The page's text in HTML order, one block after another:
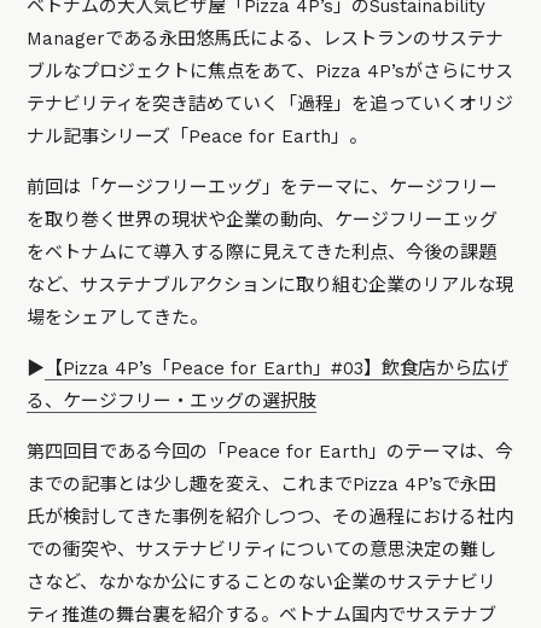
ベトナムの大人気ピザ屋「Pizza 4P’s」のSustainability
Managerである永田悠馬氏による、レストランのサステナ
ブルなプロジェクトに焦点をあて、Pizza 4P’sがさらにサス
テナビリティを突き詰めていく「過程」を追っていくオリジ
ナル記事シリーズ「Peace for Earth」。
前回は「ケージフリーエッグ」をテーマに、ケージフリー
を取り巻く世界の現状や企業の動向、ケージフリーエッグ
をベトナムにて導入する際に見えてきた利点、今後の課題
など、サステナブルアクションに取り組む企業のリアルな現
場をシェアしてきた。
▶︎ 【Pizza 4P’s「Peace for Earth」#03】飲食店から広げ
る、ケージフリー・エッグの選択肢
第四回目である今回の「Peace for Earth」のテーマは、今
までの記事とは少し趣を変え、これまでPizza 4P’sで永田
氏が検討してきた事例を紹介しつつ、その過程における社内
での衝突や、サステナビリティについての意思決定の難し
さなど、なかなか公にすることのない企業のサステナビリ
ティ推進の舞台裏を紹介する。ベトナム国内でサステナブ